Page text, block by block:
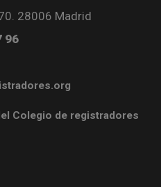
28006 Madrid
96
Colegio de registradores